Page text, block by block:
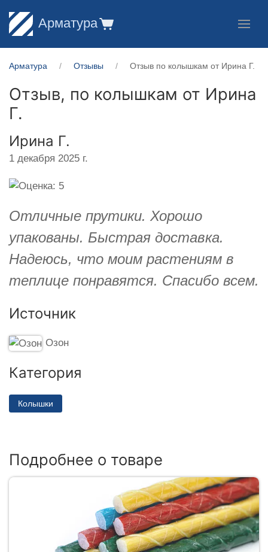
Арматура
Арматура Отзывы Отзыв по колышкам от Ирина Г.
Отзыв, по колышкам от Ирина
Г.
Ирина Г.
1 декабря 2025 г.
Отличные прутики. Хорошо
упакованы. Быстрая доставка.
Надеюсь, что моим растениям в
теплице понравятся. Спасибо всем.
Источник
Озон
Категория
Колышки
Подробнее о товаре